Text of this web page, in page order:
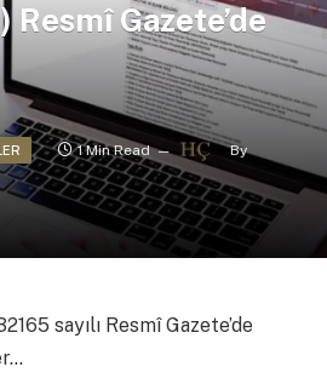
Gazete’de
1 Min Read By
sayılı Resmî Gazete’de